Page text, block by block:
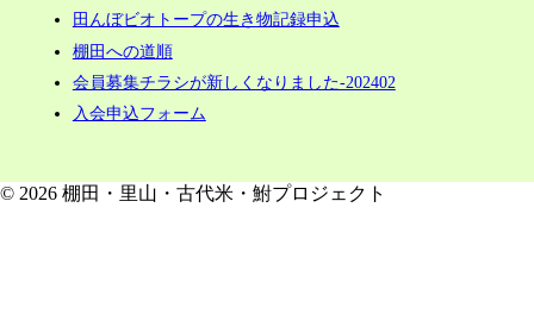
田んぼビオトープの生き物記録申込
棚田への道順
会員募集チラシが新しくなりました-202402
入会申込フォーム
© 2026 棚田・里山・古代米・鮒プロジェクト